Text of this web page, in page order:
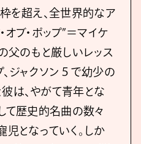
を超え、全世界的なア
オブ・ポップ”＝マイケ
父のもと厳しいレッス
ジャクソン５で幼少の
は、やがて青年とな
て歴史的名曲の数々
となっていく。しか